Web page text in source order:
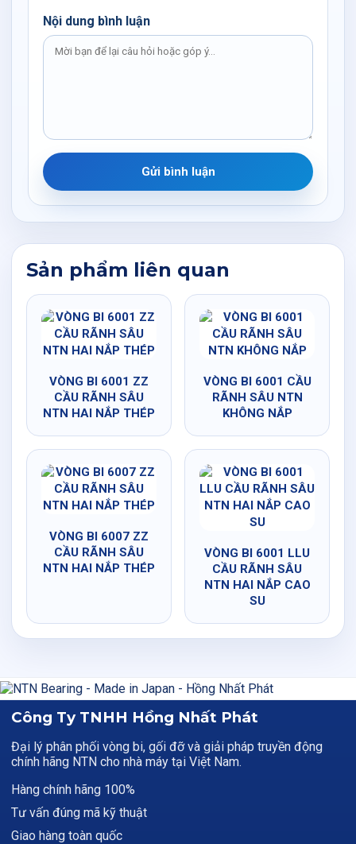
Nội dung bình luận
Gửi bình luận
Sản phẩm liên quan
VÒNG BI 6001 ZZ
CẦU RÃNH SÂU
NTN HAI NẮP THÉP
VÒNG BI 6001 CẦU
RÃNH SÂU NTN
KHÔNG NẮP
VÒNG BI 6007 ZZ
CẦU RÃNH SÂU
NTN HAI NẮP THÉP
VÒNG BI 6001 LLU
CẦU RÃNH SÂU
NTN HAI NẮP CAO
SU
Công Ty TNHH Hồng Nhất Phát
Đại lý phân phối vòng bi, gối đỡ và giải pháp truyền động
chính hãng NTN cho nhà máy tại Việt Nam.
Hàng chính hãng 100%
Tư vấn đúng mã kỹ thuật
Giao hàng toàn quốc